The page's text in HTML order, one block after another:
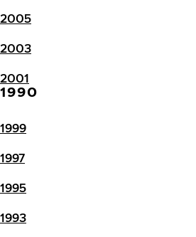
2005
2003
2001
1990
1999
1997
1995
1993